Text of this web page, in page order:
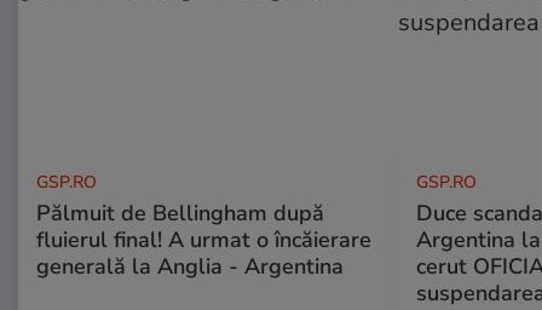
GSP.RO
Pălmuit de Bellingham după
fluierul final! A urmat o încăierare
generală la Anglia - Argentina
GSP.RO
Duce
Argentina
cerut